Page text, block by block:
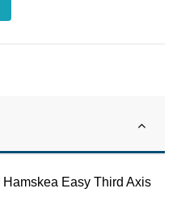
Easy Third Axis